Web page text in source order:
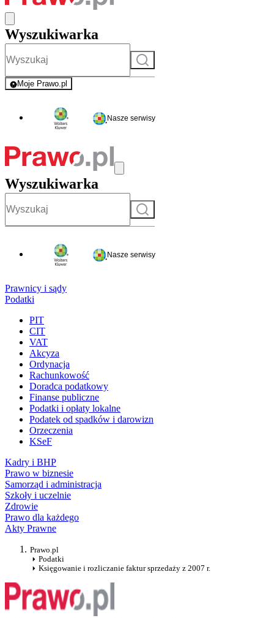
Wyszukiwarka
Szukaj
Moje Prawo.pl
- rejestracja i logowanie do serwisu
Nasze serwisy
Wyszukiwarka
Szukaj
Nasze serwisy
Prawnicy i sądy
Podatki
PIT
CIT
VAT
Akcyza
Ordynacja
Rachunkowość
Doradca podatkowy
Finanse publiczne
Podatki i opłaty lokalne
Podatek od spadków i darowizn
Orzeczenia
KSeF
Kadry i BHP
Prawo w biznesie
Samorząd i administracja
Szkoły i uczelnie
Zdrowie
Prawo dla każdego
Akty Prawne
Prawo.pl
Podatki
Księgowanie i rozliczanie faktur sprzedaży z 2007 r.